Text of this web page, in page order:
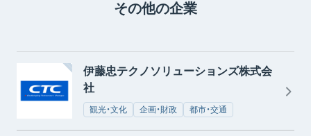
その他の企業
伊藤忠テクノソリューションズ株式会
社
観光・文化 企画・財政 都市・交通